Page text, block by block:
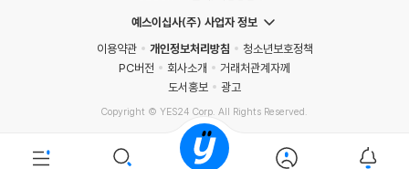
예스이십사(주) 사업자 정보
이용약관
개인정보처리방침
청소년보호정책
PC버전
회사소개
거래처관계자께
도서홍보
광고
Copyright © YES24 Corp. All Rights Reserved.